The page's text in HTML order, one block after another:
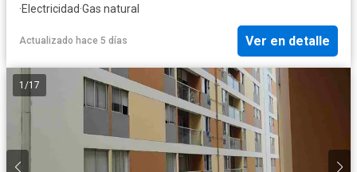
·Electricidad·Gas natural
Actualizado hace 5 días Ver en detalle
1 /17